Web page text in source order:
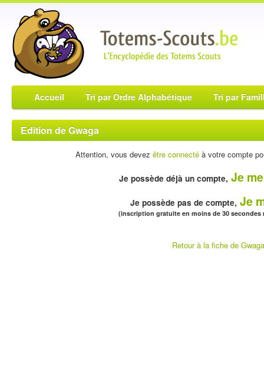
Accueil Tri par Ordre Alphabétique Tri par
Edition de Gwaga
Attention, vous devez être connectéà votre compte
Je possède déjà un compte, Je
Je possède pas de compte, Je
(inscription gratuite en moins de 30 secondes
Retour à la fiche de Gwaga